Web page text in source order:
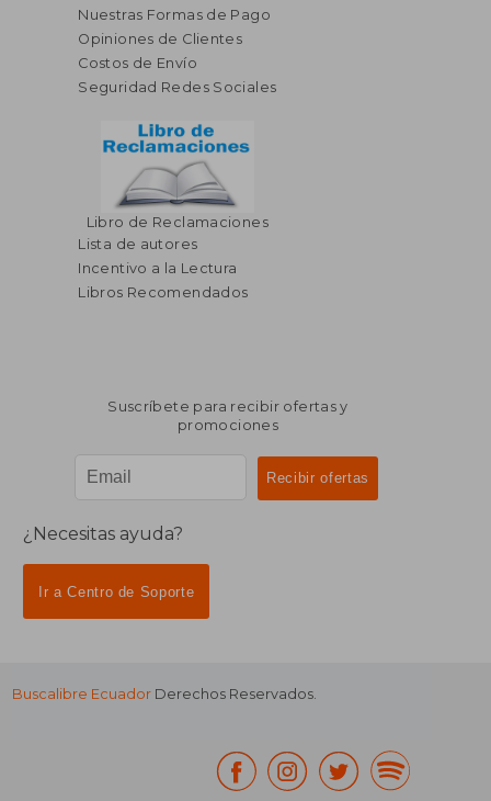
40%
dcto.
$ 72.29
$ 43.37
Nuestras Formas de Pago
Opiniones de Clientes
Costos de Envío
Seguridad Redes Sociales
Libro de Reclamaciones
Lista de autores
Incentivo a la Lectura
Libros Recomendados
Suscríbete para recibir ofertas y
promociones
¿Necesitas ayuda?
Ir a Centro de Soporte
Buscalibre Ecuador Derechos Reservados.